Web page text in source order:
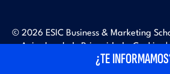
© 2026 ESIC Business & Marketing
Aviso legal, de Privacidad y Cookies|
Preferencia de
¿TE